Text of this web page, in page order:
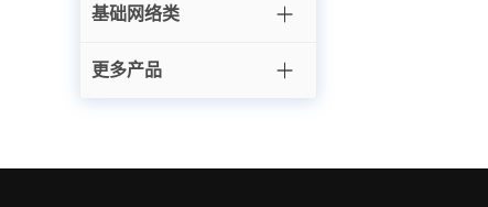
基础网络类
更多产品